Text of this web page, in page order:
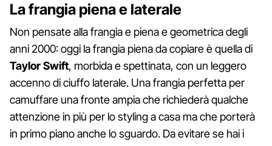
La frangia piena e laterale
Non pensate alla frangia e piena e geometrica degli
anni 2000: oggi la frangia piena da copiare è quella di
Taylor Swift, morbida e spettinata, con un leggero
accenno di ciuffo laterale. Una frangia perfetta per
camuffare una fronte ampia che richiederà qualche
attenzione in più per lo styling a casa ma che porterà
in primo piano anche lo sguardo. Da evitare se hai i